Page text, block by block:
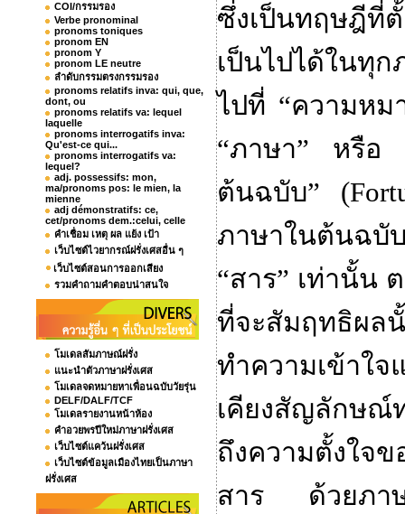
COI/กรรมรอง
Verbe pronominal
pronoms toniques
pronom EN
pronom Y
pronom LE neutre
ลำดับกรรมตรงกรรมรอง
pronoms relatifs inva: qui, que,
dont, ou
pronoms relatifs va: lequel
laquelle
pronoms interrogatifs inva:
Qu'est-ce qui...
pronoms interrogatifs va:
lequel?
adj. possessifs: mon,
ma/pronoms pos: le mien, la
mienne
adj démonstratifs: ce,
cet/pronoms dem.:celui, celle
คำเชื่อม เหตุ ผล แย้ง เป้า
เว็บไซต์ไวยากรณ์ฝรั่งเศสอื่น ๆ
เว็บไซต์สอนการออกเสียง
รวมคำถามคำตอบน่าสนใจ
โมเดลสัมภาษณ์ฝรั่ง
แนะนำตัวภาษาฝรั่งเศส
โมเดลจดหมายหาเพื่อนฉบับวัยรุ่น
DELF/DALF/TCF
โมเดลรายงานหน้าห้อง
คำอวยพรปีใหม่ภาษาฝรั่งเศส
เว็บไซต์แคว้นฝรั่งเศส
เว็บไซต์ข้อมูลเมืองไทยเป็นภาษา
ฝรั่งเศส
ซึ่งเป็นทฤษฎีที่
เป็นไปได้ในทุ
ไปที่ “ความหม
“ภาษา” หรือ
ต้นฉบับ” (
ภาษาในต้นฉ
“สาร” เท่านั้น
ที่จะสัมฤทธิผ
ทำความเข้าใจ
เคียงสัญลักษณ์
ถึงความตั้งใจ
สาร ด้วยภาษ